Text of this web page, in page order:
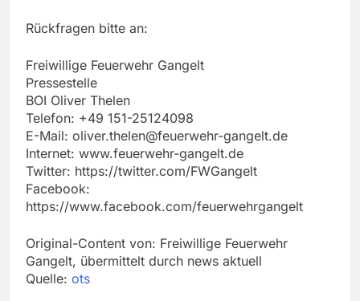
Rückfragen bitte an:
Freiwillige Feuerwehr Gangelt
Pressestelle
BOI Oliver Thelen
Telefon: +49 151-25124098
E-Mail: oliver.thelen@feuerwehr-gangelt.de
Internet: www.feuerwehr-gangelt.de
Twitter: https://twitter.com/FWGangelt
Facebook:
https://www.facebook.com/feuerwehrgangelt
Original-Content von: Freiwillige Feuerwehr
Gangelt, übermittelt durch news aktuell
Quelle: ots